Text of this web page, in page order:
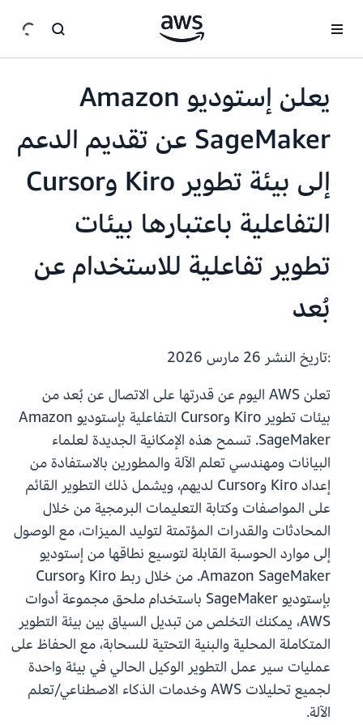
يعلن إستوديو Amazon
SageMaker عن تقديم الدعم
إلى بيئة تطوير Kiro وCursor
التفاعلية باعتبارها بيئات
تطوير تفاعلية للاستخدام عن
بُعد
:تاريخ النشر
تعلن AWS اليوم عن قدرتها على الاتصال عن بُعد من
بيئات تطوير Kiro وCursor التفاعلية بإستوديو Amazon
SageMaker. تسمح هذه الإمكانية الجديدة لعلماء
البيانات ومهندسي تعلم الآلة والمطورين بالاستفادة من
إعداد Kiro وCursor لديهم، ويشمل ذلك التطوير القائم
على المواصفات وكتابة التعليمات البرمجية من خلال
المحادثات والقدرات المؤتمتة لتوليد الميزات، مع الوصول
إلى موارد الحوسبة القابلة لتوسيع نطاقها من إستوديو
Amazon SageMaker. من خلال ربط Kiro وCursor
بإستوديو SageMaker باستخدام ملحق مجموعة أدوات
AWS، يمكنك التخلص من تبديل السياق بين بيئة التطوير
المتكاملة المحلية والبنية التحتية للسحابة، مع الحفاظ على
عمليات سير عمل التطوير الوكيل الحالي في بيئة واحدة
لجميع تحليلات AWS وخدمات الذكاء الاصطناعي/تعلم
الآلة.